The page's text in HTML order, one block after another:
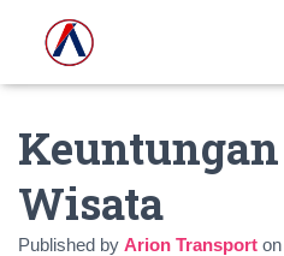
Wisata
Published by Arion Transport on